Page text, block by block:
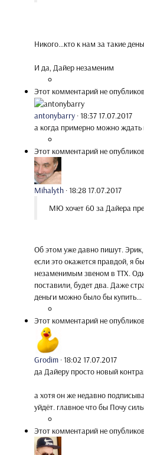
Никого...кто к нам за такие
И да, Дайер незаменим
Этот комментарий не
antonybarry ·18:37 17.07.2017
а когда примерно можно ждать
Этот комментарий не
Mihalyth ·18:28 17.07.2017
МЮ хочет 60 за Дайера
Об этом уже давно пишут.
если это окажется правдой, я
незаменимым звеном в ТТХ.
поставили, будет два. Даже
деньги можно было бы купить...
Этот комментарий не
Grodim ·18:02 17.07.2017
да Дайеру просто новый
а хотя он же недавно
уйдёт. главное что бы Почу
Этот комментарий не